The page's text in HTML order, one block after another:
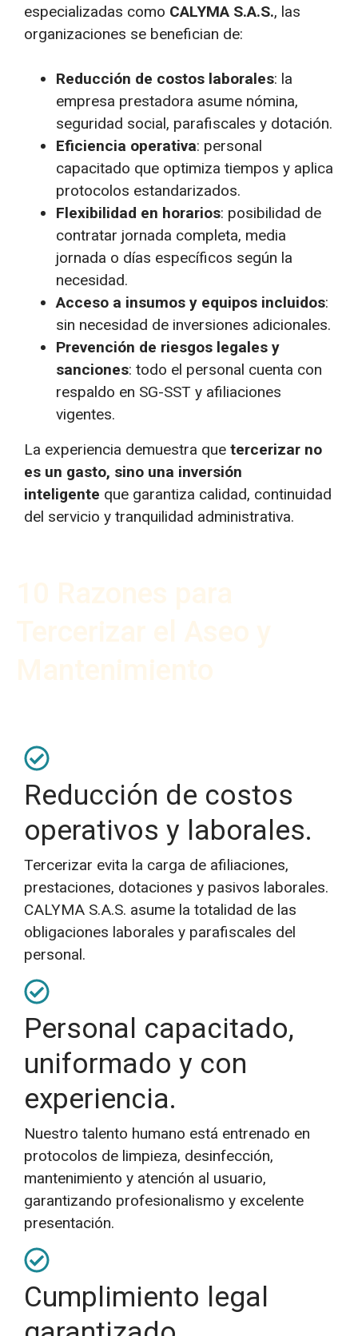
especializadas como CALYMA S.A.S., las
organizaciones se benefician de:
Reducción de costos laborales: la
empresa prestadora asume nómina,
seguridad social, parafiscales y dotación.
Eficiencia operativa: personal
capacitado que optimiza tiempos y aplica
protocolos estandarizados.
Flexibilidad en horarios: posibilidad de
contratar jornada completa, media
jornada o días específicos según la
necesidad.
Acceso a insumos y equipos incluidos:
sin necesidad de inversiones adicionales.
Prevención de riesgos legales y
sanciones: todo el personal cuenta con
respaldo en SG-SST y afiliaciones
vigentes.
La experiencia demuestra que tercerizar no
es un gasto, sino una inversión
inteligente que garantiza calidad, continuidad
del servicio y tranquilidad administrativa.
Reducción de costos
operativos y laborales.
Tercerizar evita la carga de afiliaciones,
prestaciones, dotaciones y pasivos laborales.
CALYMA S.A.S. asume la totalidad de las
obligaciones laborales y parafiscales del
personal.
Personal capacitado,
uniformado y con
experiencia.
Nuestro talento humano está entrenado en
protocolos de limpieza, desinfección,
mantenimiento y atención al usuario,
garantizando profesionalismo y excelente
presentación.
Cumplimiento legal